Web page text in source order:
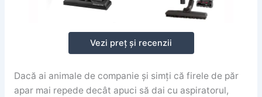
Vezi preț și recenzii
Dacă ai animale de companie și simți că firele de păr
apar mai repede decât apuci să dai cu aspiratorul,